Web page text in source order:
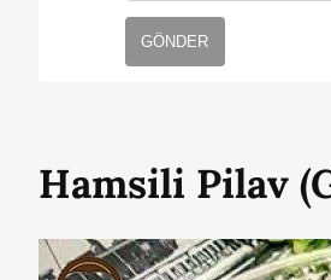
GÖNDER
Hamsili Pilav